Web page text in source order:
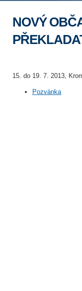
NOVÝ
15. do 19. 7. 2013,
Pozvánka